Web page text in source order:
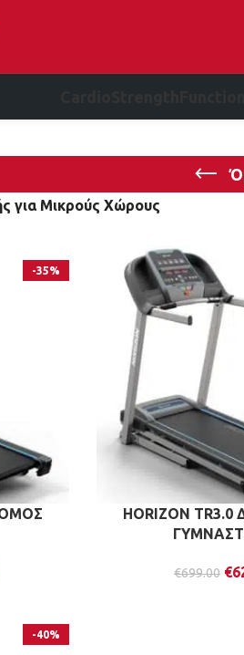
για Μικρούς Χώρους
-35%
HORIZON
€699.00 €
-40%